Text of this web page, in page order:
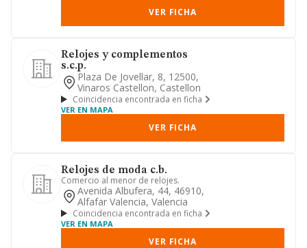
VER FICHA
Relojes y complementos
s.c.p.
Plaza De Jovellar, 8, 12500,
Vinaros Castellon, Castellon
Coincidencia encontrada en ficha
VER EN MAPA
VER FICHA
Relojes de moda c.b.
Comercio al menor de relojes.
Avenida Albufera, 44, 46910,
Alfafar Valencia, Valencia
Coincidencia encontrada en ficha
VER EN MAPA
VER FICHA